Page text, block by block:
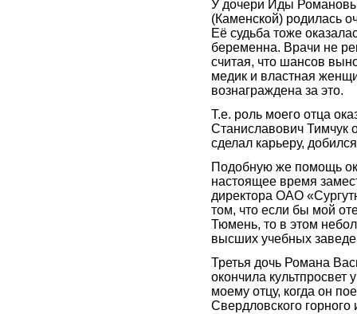
У дочери Иды
(Каменской) родилась
Её судьба тоже
беременна. Врачи не
считая, что шансов
медик и властная
вознаграждена за это.
Т.е. роль моего отца
Станиславович Тимчук
сделал карьеру,
Подобную же помощь
настоящее время
директора ОАО
том, что если бы мой
Тюмень, то в этом
высших учебных
Третья дочь Романа
окончила
моему отцу, когда он
Свердловского